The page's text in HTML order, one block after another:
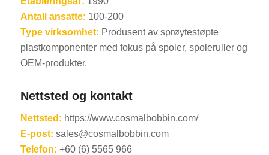
Antall ansatte: 100-200
Type virksomhet: Produsent av sprøytestøpte
plastkomponenter med fokus på spoler, spoleruller og
OEM-produkter.
Nettsted og kontakt
Nettsted: https://www.cosmalbobbin.com/
E-post: sales@cosmalbobbin.com
Telefon: +60 (6) 5565 966